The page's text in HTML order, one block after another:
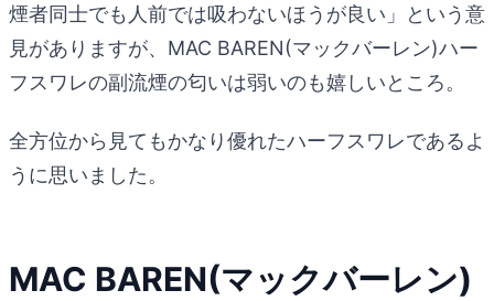
煙者同士でも人前では吸わないほうが良い」という意
見がありますが、MAC BAREN(マックバーレン)ハー
フスワレの副流煙の匂いは弱いのも嬉しいところ。
全方位から見てもかなり優れたハーフスワレであるよ
うに思いました。
MAC BAREN(マックバーレン)